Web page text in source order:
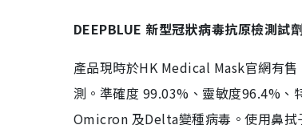
DEEPBLUE 新型冠狀病毒抗原檢測試劑
產品現時於HK Medical Mask官網有
測。準確度 99.03%、靈敏度96.4%、
Omicron 及Delta變種病毒。使用鼻拭